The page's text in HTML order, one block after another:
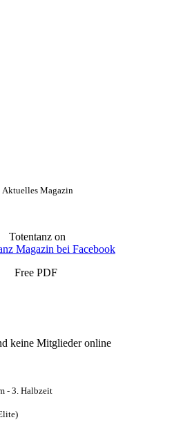
Aktuelles Magazin
Totentanz on
Free PDF
keine Mitglieder online
- 3. Halbzeit